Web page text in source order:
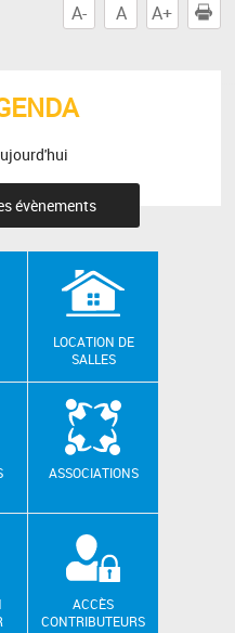
A- A A+
évènements
LOCATION DE
SALLES
ASSOCIATIONS
ACCÈS
CONTRIBUTEURS